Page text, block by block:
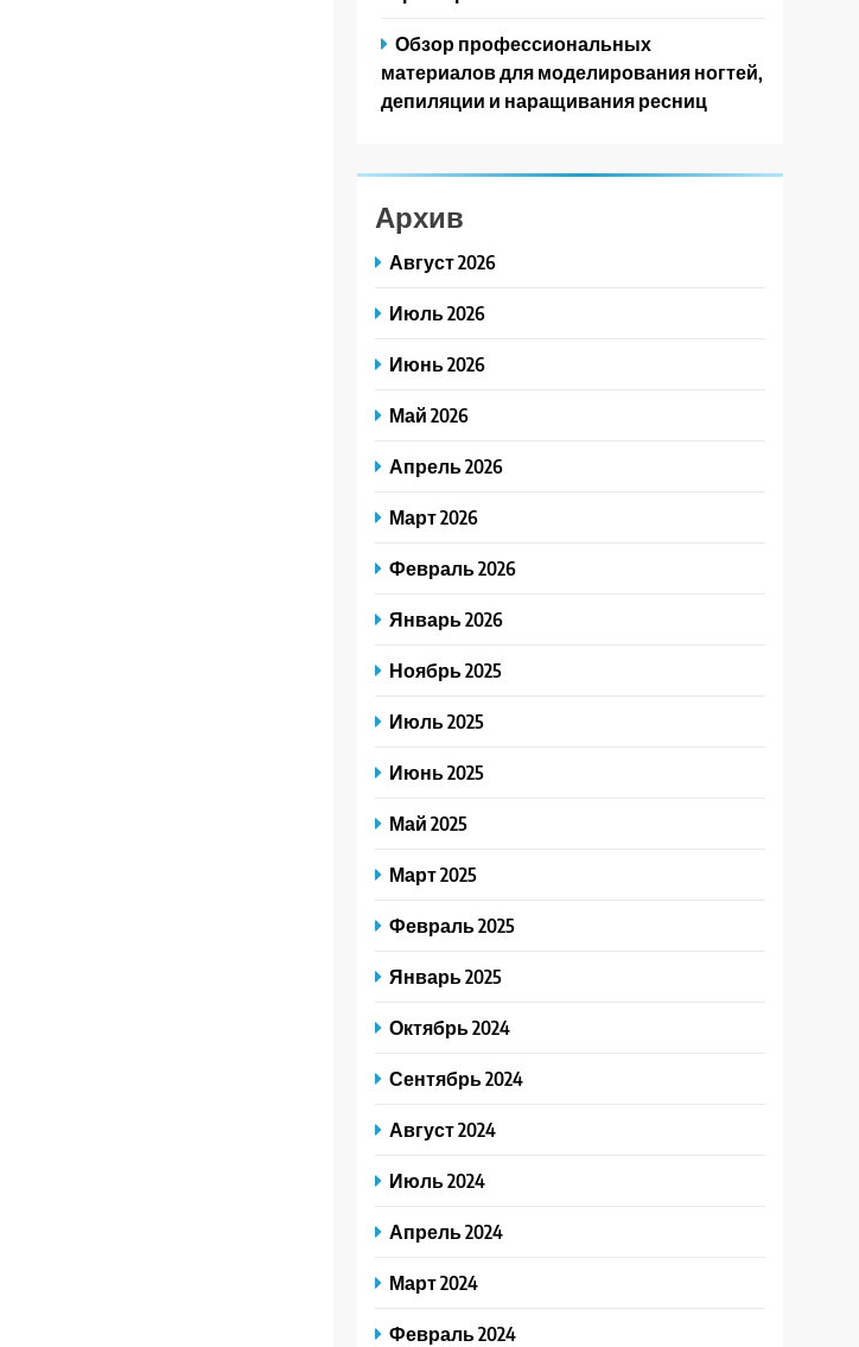
Обзор профессиональных
материалов для моделирования ногтей,
депиляции и наращивания ресниц
Архив
Август 2026
Июль 2026
Июнь 2026
Май 2026
Апрель 2026
Март 2026
Февраль 2026
Январь 2026
Ноябрь 2025
Июль 2025
Июнь 2025
Май 2025
Март 2025
Февраль 2025
Январь 2025
Октябрь 2024
Сентябрь 2024
Август 2024
Июль 2024
Апрель 2024
Март 2024
Февраль 2024